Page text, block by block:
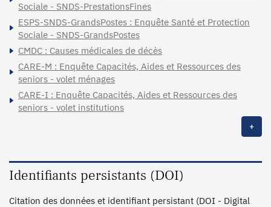
Sociale - SNDS-PrestationsFines
ESPS-SNDS-GrandsPostes : Enquête Santé et Protection
Sociale - SNDS-GrandsPostes
CMDC : Causes médicales de décès
CARE-M : Enquête Capacités, Aides et Ressources des
seniors - volet ménages
CARE-I : Enquête Capacités, Aides et Ressources des
seniors - volet institutions
+
Identifiants persistants (DOI)
Citation des données et identifiant persistant (DOI - Digital